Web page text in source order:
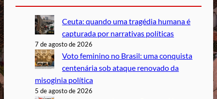
Ceuta: quando uma tragédia humana é
capturada por narrativas políticas
7 de agosto de 2026
Voto feminino no Brasil: uma conquista
centenária sob ataque renovado da
misoginia política
5 de agosto de 2026